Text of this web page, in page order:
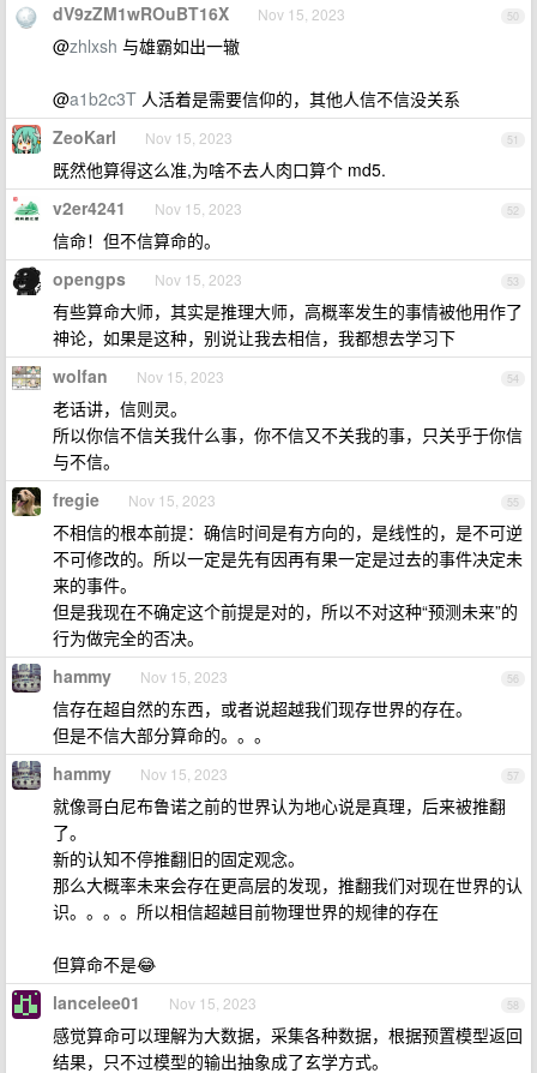
50
dV9zZM1wROuBT16X Nov 15, 2023
@zhlxsh 与雄霸如出一辙
@a1b2c3T 人活着是需要信仰的，其他人信不信没关系
51
ZeoKarl Nov 15, 2023
既然他算得这么准,为啥不去人肉口算个 md5.
52
v2er4241 Nov 15, 2023
信命！但不信算命的。
53
opengps Nov 15, 2023
有些算命大师，其实是推理大师，高概率发生的事情被他用作了
神论，如果是这种，别说让我去相信，我都想去学习下
54
wolfan Nov 15, 2023
老话讲，信则灵。
所以你信不信关我什么事，你不信又不关我的事，只关乎于你信
与不信。
55
fregie Nov 15, 2023
不相信的根本前提：确信时间是有方向的，是线性的，是不可逆
不可修改的。所以一定是先有因再有果一定是过去的事件决定未
来的事件。
但是我现在不确定这个前提是对的，所以不对这种“预测未来”的
行为做完全的否决。
56
hammy Nov 15, 2023
信存在超自然的东西，或者说超越我们现存世界的存在。
但是不信大部分算命的。。。
57
hammy Nov 15, 2023
就像哥白尼布鲁诺之前的世界认为地心说是真理，后来被推翻
了。
新的认知不停推翻旧的固定观念。
那么大概率未来会存在更高层的发现，推翻我们对现在世界的认
识。。。。所以相信超越目前物理世界的规律的存在
但算命不是😂
58
lancelee01 Nov 15, 2023
感觉算命可以理解为大数据，采集各种数据，根据预置模型返回
结果，只不过模型的输出抽象成了玄学方式。